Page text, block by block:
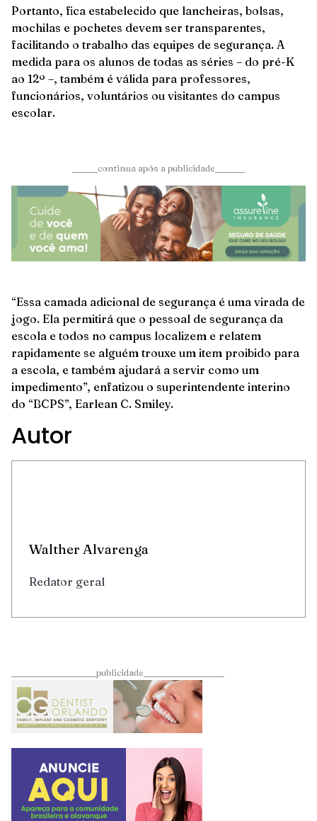
Portanto, fica estabelecido que lancheiras, bolsas,
mochilas e pochetes devem ser transparentes,
facilitando o trabalho das equipes de segurança. A
medida para os alunos de todas as séries – do pré-K
ao 12º –, também é válida para professores,
funcionários, voluntários ou visitantes do campus
escolar.
______continua após a publicidade_______
“Essa camada adicional de segurança é uma virada de
jogo. Ela permitirá que o pessoal de segurança da
escola e todos no campus localizem e relatem
rapidamente se alguém trouxe um item proibido para
a escola, e também ajudará a servir como um
impedimento”, enfatizou o superintendente interino
do “BCPS”, Earlean C. Smiley.
Autor
Walther Alvarenga
Redator geral
____________________publicidade___________________